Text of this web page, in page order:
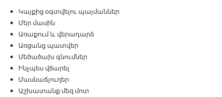
Կայքից օգտվելու պայմաններ
Մեր մասին
Առաքում և վերադարձ
Առցանց պատվեր
Մեծածախ գնումներ
Ինչպես վճարել
Մասնաճյուղեր
Աշխատանք մեզ մոտ